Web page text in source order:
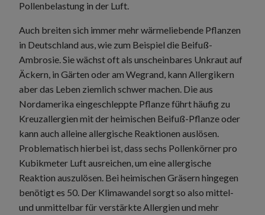
Pollenbelastung in der Luft.
Auch breiten sich immer mehr wärmeliebende Pflanzen
in Deutschland aus, wie zum Beispiel die Beifuß-
Ambrosie. Sie wächst oft als unscheinbares Unkraut auf
Äckern, in Gärten oder am Wegrand, kann Allergikern
aber das Leben ziemlich schwer machen. Die aus
Nordamerika eingeschleppte Pflanze führt häufig zu
Kreuzallergien mit der heimischen Beifuß-Pflanze oder
kann auch alleine allergische Reaktionen auslösen.
Problematisch hierbei ist, dass sechs Pollenkörner pro
Kubikmeter Luft ausreichen, um eine allergische
Reaktion auszulösen. Bei heimischen Gräsern hingegen
benötigt es 50. Der Klimawandel sorgt so also mittel-
und unmittelbar für verstärkte Allergien und mehr